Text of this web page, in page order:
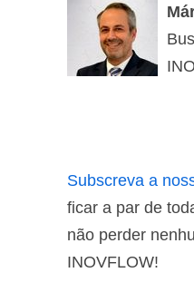
Subscreva a
ficar a par de
não perder
INOVFLOW!